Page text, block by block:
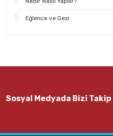
Eğlence ve Gezi
Sosyal Medyada Bizi Takip